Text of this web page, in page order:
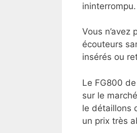
ininterrompu.
Vous n’avez
écouteurs
insérés ou
Le FG800
sur le
le détaillons
un prix très